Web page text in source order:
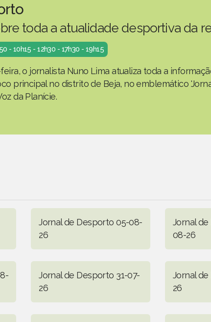
toda a atualidade desportiva da
- 10h15 - 12h30 - 17h30 - 19h15
o jornalista Nuno Lima atualiza toda a
principal no distrito de Beja, no emblemático
da Planície.
Jornal de Desporto 05-08-
26
Jornal
08-26
Jornal de Desporto 31-07-
26
Jornal
26